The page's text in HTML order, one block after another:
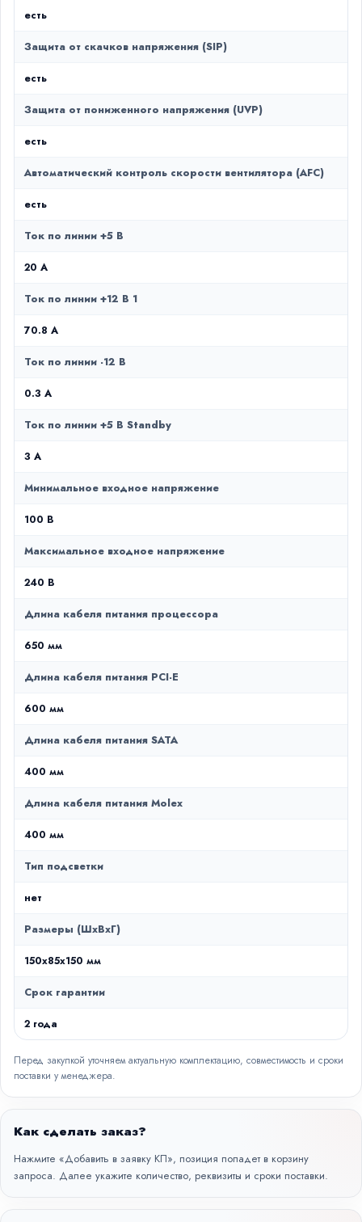
есть
Защита от скачков напряжения (SIP)
есть
Защита от пониженного напряжения (UVP)
есть
Автоматический контроль скорости вентилятора (AFC)
есть
Ток по линии +5 В
20 A
Ток по линии +12 В 1
70.8 A
Ток по линии -12 В
0.3 А
Ток по линии +5 В Standby
3 А
Минимальное входное напряжение
100 В
Максимальное входное напряжение
240 В
Длина кабеля питания процессора
650 мм
Длина кабеля питания PCI-E
600 мм
Длина кабеля питания SATA
400 мм
Длина кабеля питания Molex
400 мм
Тип подсветки
нет
Размеры (ШxВxГ)
150x85x150 мм
Срок гарантии
2 года
Перед закупкой уточняем актуальную комплектацию, совместимость и сроки
поставки у менеджера.
Как сделать заказ?
Нажмите «Добавить в заявку КП», позиция попадет в корзину
запроса. Далее укажите количество, реквизиты и сроки поставки.